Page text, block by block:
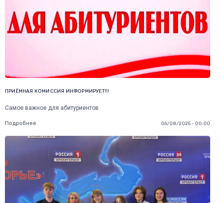
ПРИЁМНАЯ КОМИССИЯ ИНФОРМИРУЕТ!!!
Самое важное для абитуриентов
Подробнее 06/08/2025 - 00:00